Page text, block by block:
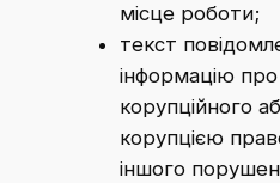
місце роботи;
текст
інформацію
корупційного
корупцією
іншого